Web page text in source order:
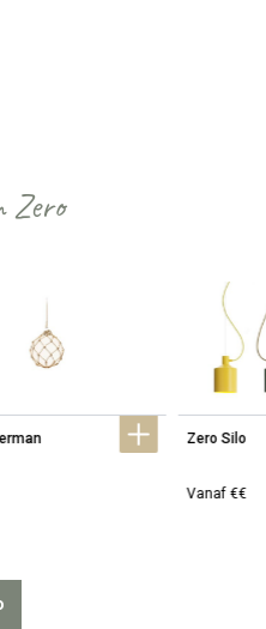
Zero
Zero Silo
Vanaf €€